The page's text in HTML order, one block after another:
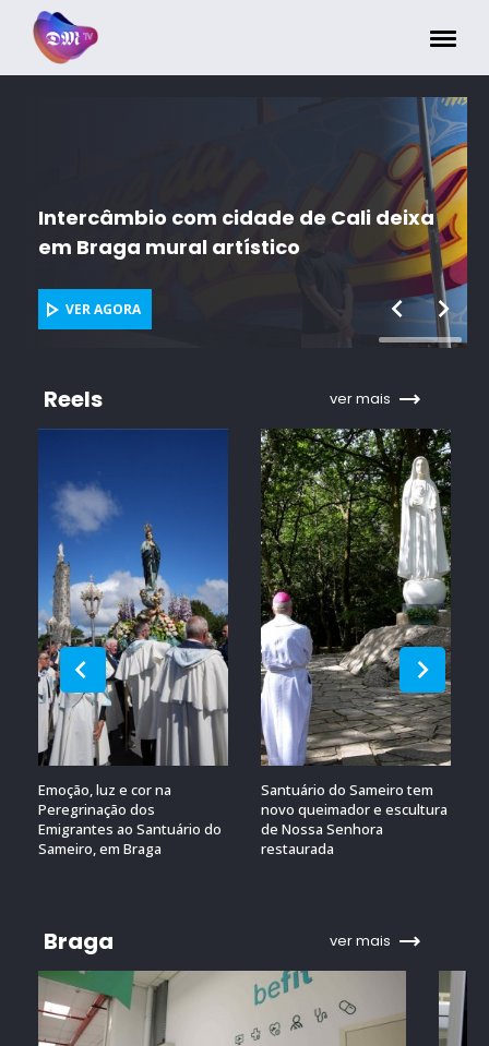
Emoção, luz e cor na Peregrinação dos
Emigrantes ao Santuário do Sameiro, em
Braga
VER AGORA
Reels ver mais
Emoção, luz e cor na
Peregrinação dos
Emigrantes ao Santuário do
Sameiro, em Braga
Santuário do Sameiro tem
novo queimador e escultura
de Nossa Senhora
restaurada
Braga ver mais
Painel de Gerenciamento de Cookies